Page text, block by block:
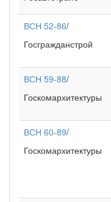
ВСН 52-86/
Госгражданстрой
ВСН 59-88/
Госкомархитектуры
ВСН 60-89/
Госкомархитектуры